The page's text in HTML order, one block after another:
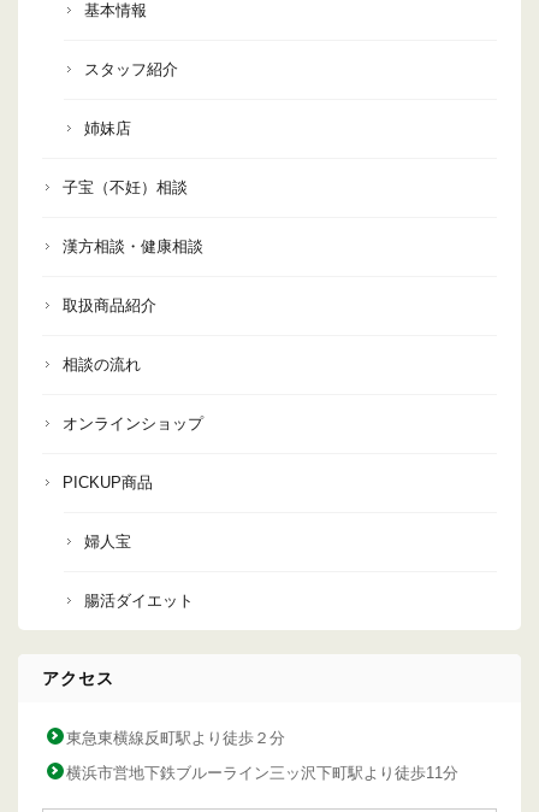
基本情報
スタッフ紹介
姉妹店
子宝（不妊）相談
漢方相談・健康相談
取扱商品紹介
相談の流れ
オンラインショップ
PICKUP商品
婦人宝
腸活ダイエット
アクセス
東急東横線反町駅より徒歩２分
横浜市営地下鉄ブルーライン三ッ沢下町駅より徒歩11分